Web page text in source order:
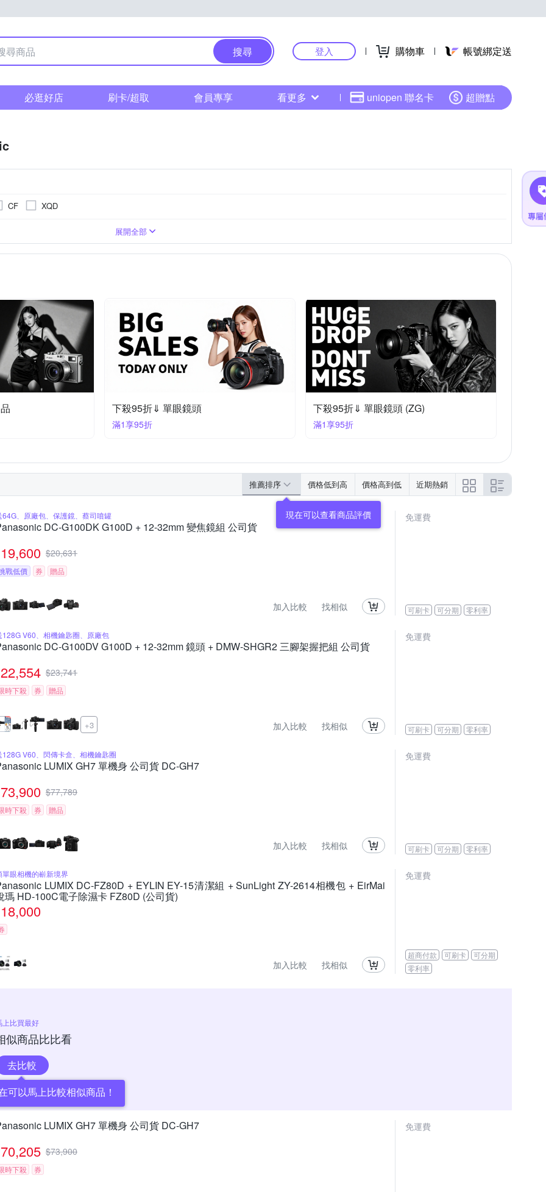
搜尋 登入 購物車 帳號綁定送
必逛好店 刷卡/超取 會員專享 看更多 uniopen 聯名卡 超贈點
CF
XQD
BSI CMOS(高感光背照式)
4000萬像素以上 3001萬~5000萬像素
展開全部
下殺95折⇓ 單眼鏡頭
滿1享95折
下殺95折⇓ 單眼鏡頭 (ZG)
滿1享95折
推薦排序 價格低到高 價格高到低 近期熱銷
64G、原廠包、保護鏡、蔡司噴罐
DC-G100DK G100D + 12-32mm 變焦鏡組 公司貨
19,600 $20,631
戰低價 券 贈品
加入比較 找相似
免運費
可刷卡 可分期 零利率
128G V60、相機鑰匙圈、原廠包
DC-G100DV G100D + 12-32mm 鏡頭 + DMW-SHGR2 三腳架握把組 公司貨
22,554 $23,741
時下殺 券 贈品
+3 加入比較 找相似
免運費
可刷卡 可分期 零利率
128G V60、閃傳卡盒、相機鑰匙圈
LUMIX GH7 單機身 公司貨 DC-GH7
73,900 $77,789
時下殺 券 贈品
加入比較 找相似
免運費
可刷卡 可分期 零利率
單眼相機的嶄新境界
LUMIX DC-FZ80D + EYLIN EY-15清潔組 + SunLight ZY-2614相機包 + EirMai
瑪 HD-100C電子除濕卡 FZ80D (公司貨)
18,000
加入比較 找相似
免運費
超商付款 可刷卡
可分期
零利率
上比買最好
似商品比比看
去比較
可以馬上比較相似商品！
LUMIX GH7 單機身 公司貨 DC-GH7
70,205 $73,900
時下殺 券
免運費